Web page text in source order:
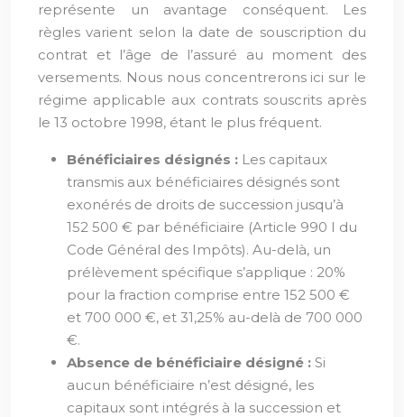
représente un avantage conséquent. Les
règles varient selon la date de souscription du
contrat et l’âge de l’assuré au moment des
versements. Nous nous concentrerons ici sur le
régime applicable aux contrats souscrits après
le 13 octobre 1998, étant le plus fréquent.
Bénéficiaires désignés : Les capitaux
transmis aux bénéficiaires désignés sont
exonérés de droits de succession jusqu’à
152 500 € par bénéficiaire (Article 990 I du
Code Général des Impôts). Au-delà, un
prélèvement spécifique s’applique : 20%
pour la fraction comprise entre 152 500 €
et 700 000 €, et 31,25% au-delà de 700 000
€.
Absence de bénéficiaire désigné : Si
aucun bénéficiaire n’est désigné, les
capitaux sont intégrés à la succession et